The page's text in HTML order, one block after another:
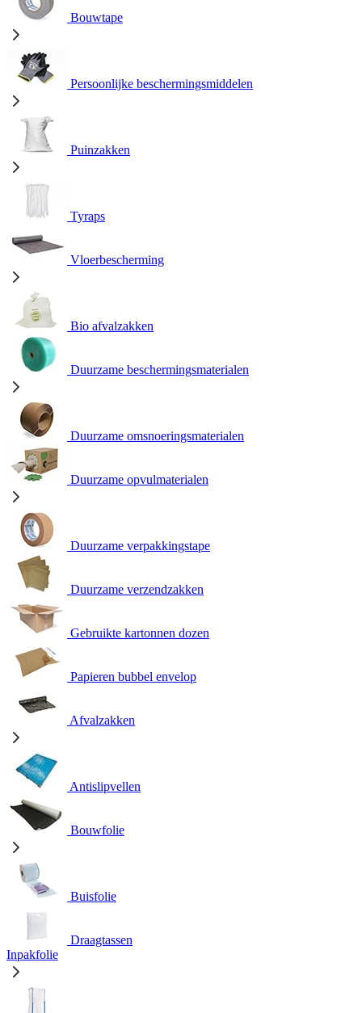
Bouwtape
Persoonlijke beschermingsmiddelen
Puinzakken
Tyraps
Vloerbescherming
Bio afvalzakken
Duurzame beschermingsmaterialen
Duurzame omsnoeringsmaterialen
Duurzame opvulmaterialen
Duurzame verpakkingstape
Duurzame verzendzakken
Gebruikte kartonnen dozen
Papieren bubbel envelop
Afvalzakken
Antislipvellen
Bouwfolie
Buisfolie
Draagtassen
Inpakfolie